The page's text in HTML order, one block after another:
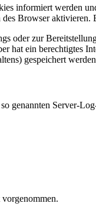
informiert werden
Browser
oder zur
ein berechtigtes
gespeichert
genannten Server-